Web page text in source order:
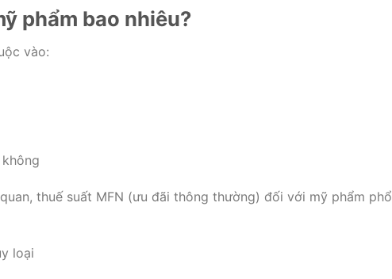
phẩm bao nhiêu?
vào:
, thuế suất MFN (ưu đãi thông thường) đối với mỹ phẩm phổ
loại